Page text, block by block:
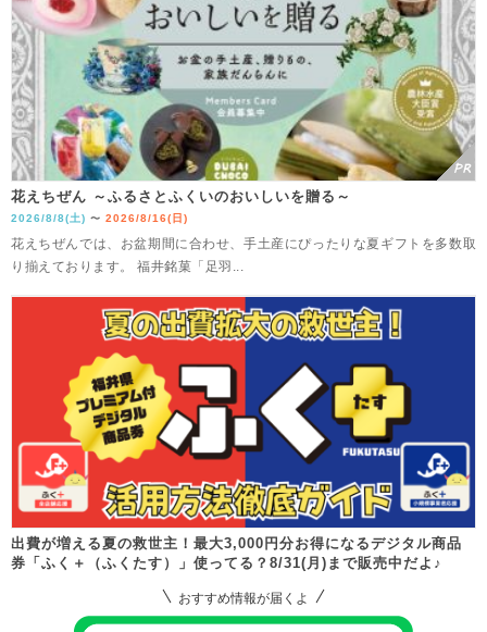
花えちぜん ～ふるさとふくいのおいしいを贈る～
2026/8/8(土) 〜 2026/8/16(日)
花えちぜんでは、お盆期間に合わせ、手土産にぴったりな夏ギフトを多数取
り揃えております。 福井銘菓「足羽...
出費が増える夏の救世主！最大3,000円分お得になるデジタル商品
券「ふく＋（ふくたす）」使ってる？8/31(月)まで販売中だよ♪
おすすめ情報が届くよ